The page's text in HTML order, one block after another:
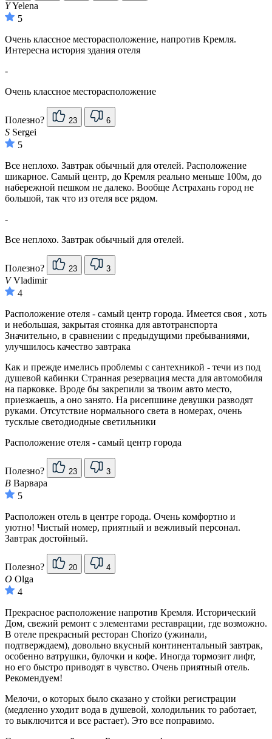
YYelena
5
Очень классное месторасположение, напротив Кремля.
Интересна история здания отеля
-
Очень классное месторасположение
Полезно? 23 6
S Sergei
5
Все неплохо. Завтрак обычный для отелей. Расположение
шикарное. Самый центр, до Кремля реально меньше 100м, до
набережной пешком не далеко. Вообще Астрахань город не
большой, так что из отеля все рядом.
-
Все неплохо. Завтрак обычный для отелей.
Полезно? 23 3
VVladimir
4
Расположение отеля - самый центр города. Имеется своя , хоть
и небольшая, закрытая стоянка для автотранспорта
Значительно, в сравнении с предыдущими пребываниями,
улучшилось качество завтрака
Как и прежде имелись проблемы с сантехникой - течи из под
душевой кабинки Странная резервация места для автомобиля
на парковке. Вроде бы закрепили за твоим авто место,
приезжаешь, а оно занято. На рисепшине девушки разводят
руками. Отсутствие нормального света в номерах, очень
тусклые светодиодные светильники
Расположение отеля - самый центр города
Полезно? 23 3
В Варвара
5
Расположен отель в центре города. Очень комфортно и
уютно! Чистый номер, приятный и вежливый персонал.
Завтрак достойный.
Полезно? 20 4
O Olga
4
Прекрасное расположение напротив Кремля. Исторический
Дом, свежий ремонт с элементами реставрации, где возможно.
В отеле прекрасный ресторан Chorizo (ужинали,
подтверждаем), довольно вкусный континентальный завтрак,
особенно ватрушки, булочки и кофе. Иногда тормозит лифт,
но его быстро приводят в чувство. Очень приятный отель.
Рекомендуем!
Мелочи, о которых было сказано у стойки регистрации
(медленно уходит вода в душевой, холодильник то работает,
то выключится и все растает). Это все поправимо.